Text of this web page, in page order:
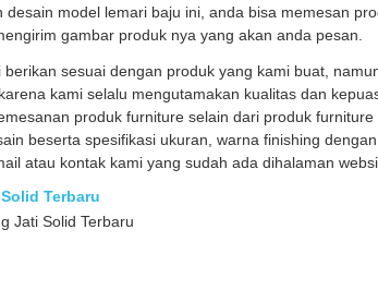
model lemari baju ini, anda bisa memesan
gambar produk nya yang akan anda pesan.
berikan sesuai dengan produk yang kami buat,
kami selalu mengutamakan kualitas dan
produk furniture selain dari produk
beserta spesifikasi ukuran, warna finishing
atau kontak kami yang sudah ada dihalaman
Terbaru
Jati Solid Terbaru